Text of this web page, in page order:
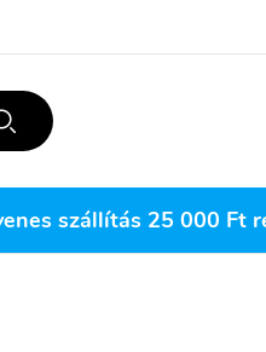
szállítás 25 000 Ft